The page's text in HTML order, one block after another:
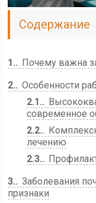
Содержание
1.
Почему важна
2.
Особенности
2.1.
современное
2.2.
лечению
2.3.
3.
Заболевания
признаки